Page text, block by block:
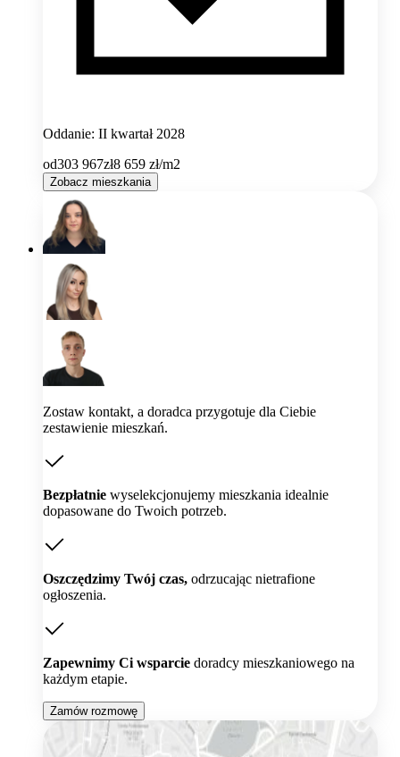
Oddanie: II kwartał 2028
od303 967zł8 659 zł/m2
Zobacz mieszkania
Zostaw kontakt, a doradca przygotuje dla Ciebie
zestawienie mieszkań.
Bezpłatnie wyselekcjonujemy mieszkania idealnie
dopasowane do Twoich potrzeb.
Oszczędzimy Twój czas, odrzucając nietrafione
ogłoszenia.
Zapewnimy Ci wsparcie doradcy mieszkaniowego na
każdym etapie.
Zamów rozmowę